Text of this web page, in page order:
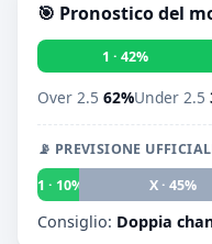
🎯 Pronostico del
1 · 42%
Over 2.5 62%Under 2.5
📡 PREVISIONE
1 · 10%
X · 45%
Consiglio: Doppia